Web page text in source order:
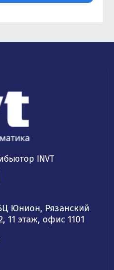
INVT
Юнион, Рязанский
11 этаж, офис 1101